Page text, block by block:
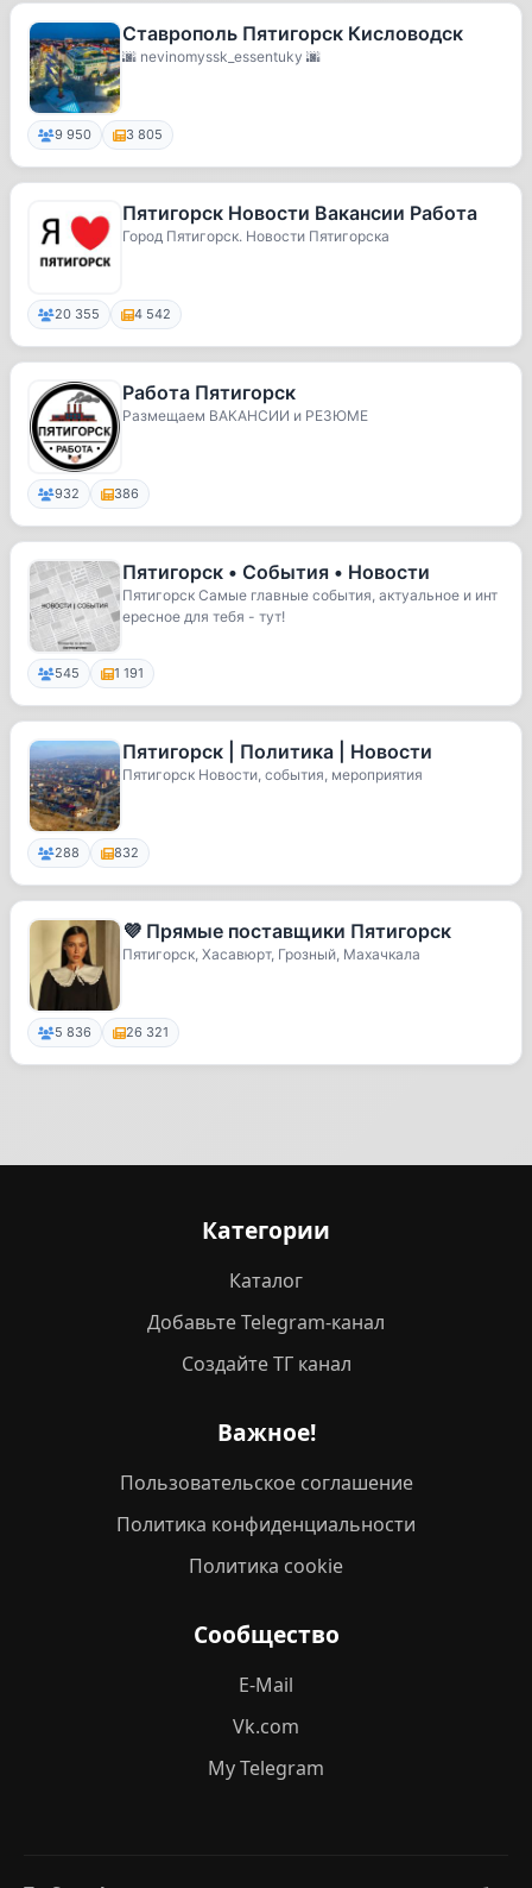
Ставрополь Пятигорск Кисловодск
🌆 nevinomyssk_essentuky 🌆
9 950 3 805
Пятигорск Новости Вакансии Работа
Город Пятигорск. Новости Пятигорска
20 355 4 542
Работа Пятигорск
Размещаем ВАКАНСИИ и РЕЗЮМЕ
932 386
Пятигорск • События • Новости
Пятигорск Самые главные события, актуальное и инт
ересное для тебя - тут!
545 1 191
Пятигорск | Политика | Новости
Пятигорск Новости, события, мероприятия
288 832
💜 Прямые поставщики Пятигорск
Пятигорск, Хасавюрт, Грозный, Махачкала
5 836 26 321
Категории
Каталог
Добавьте Telegram-канал
Создайте ТГ канал
Важное!
Пользовательское соглашение
Политика конфиденциальности
Политика cookie
Сообщество
E-Mail
Vk.com
My Telegram